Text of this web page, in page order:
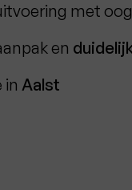
met
en
in Aalst